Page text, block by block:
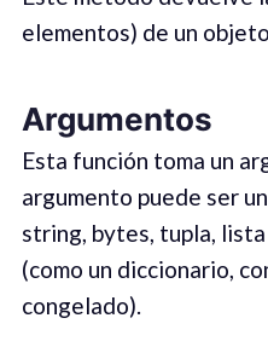
elementos) de un
Argumentos
Esta función toma un
argumento puede ser
string, bytes, tupla,
(como un diccionario,
congelado).